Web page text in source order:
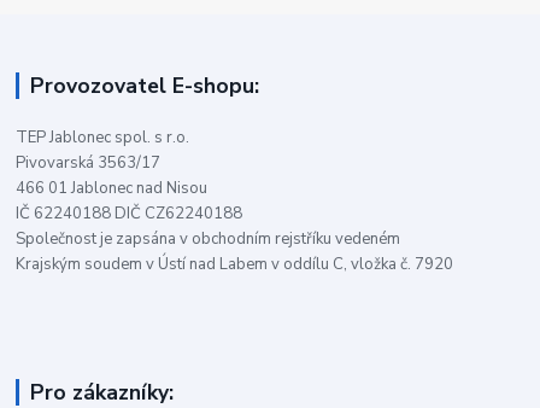
Provozovatel E-shopu:
TEP Jablonec spol. s r.o.
Pivovarská 3563/17
466 01 Jablonec nad Nisou
IČ 62240188 DIČ CZ62240188
Společnost je zapsána v obchodním rejstříku vedeném
Krajským soudem v Ústí nad Labem v oddílu C, vložka č. 7920
Pro zákazníky: